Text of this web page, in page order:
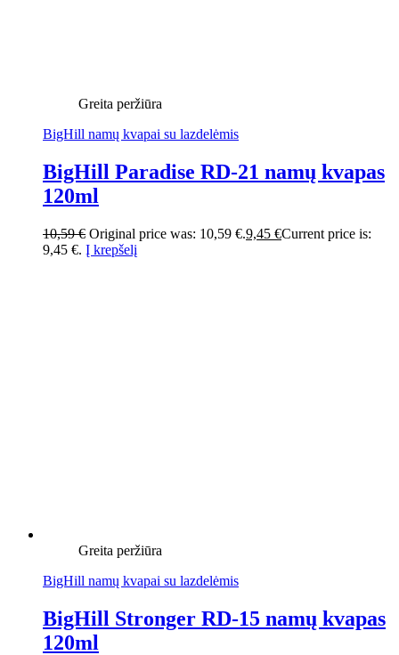
Greita peržiūra
BigHill namų kvapai su lazdelėmis
BigHill Paradise RD-21 namų kvapas
120ml
10,59€ Original price was: 10,59 €.9,45 €Current price is:
9,45 €. Į krepšelį
Greita peržiūra
BigHill namų kvapai su lazdelėmis
BigHill Stronger RD-15 namų kvapas
120ml